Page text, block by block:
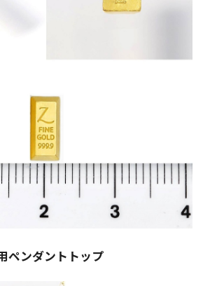
ペンダントトップ